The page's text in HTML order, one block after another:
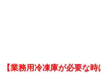
【業務用冷凍庫が必要な時